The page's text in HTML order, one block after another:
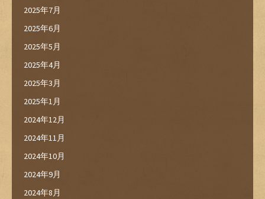
2025年7月
2025年6月
2025年5月
2025年4月
2025年3月
2025年1月
2024年12月
2024年11月
2024年10月
2024年9月
2024年8月